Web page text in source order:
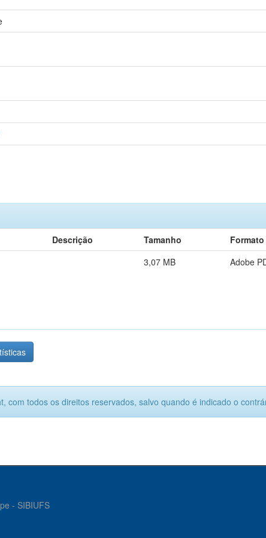
Descrição Tamanho
Formato
3,07 MB Adobe
com todos os direitos reservados, salvo quando é indicado o
- SIBIUFS